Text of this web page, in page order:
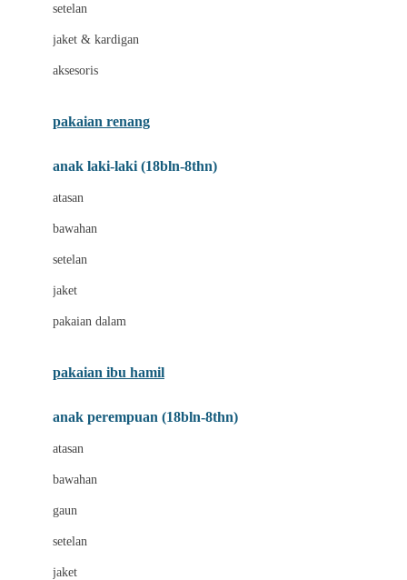
Buds Organics
Bugaboo
C
Cottonseeds
Crane
setelan
jaket & kardigan
aksesoris
pakaian renang
anak laki-laki (18bln-8thn)
atasan
bawahan
setelan
jaket
pakaian dalam
pakaian ibu hamil
anak perempuan (18bln-8thn)
atasan
bawahan
gaun
setelan
jaket